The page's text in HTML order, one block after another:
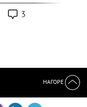
3
НАГОРЕ